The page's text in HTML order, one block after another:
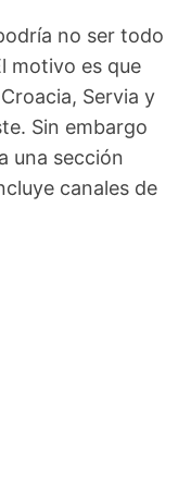
no ser todo
motivo es que
Servia y
Sin embargo
una sección
canales de